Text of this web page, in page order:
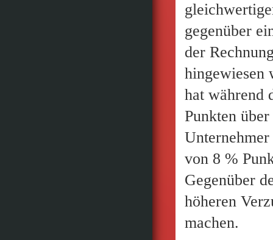
gegenüber
der
hingewiesen
hat während
Punkten
von 8 %
Gegenüber
höheren
machen.